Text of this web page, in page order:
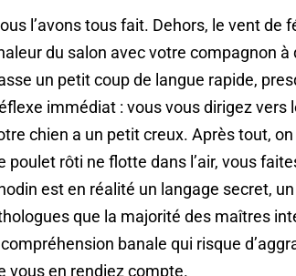
l’avons tous fait. Dehors, le vent de
du salon avec votre compagnon
un petit coup de langue rapide,
immédiat : vous vous dirigez
chien a un petit creux. Après tout,
poulet rôti ne flotte dans l’air, vous
est en réalité un langage secret,
que la majorité des maîtres
banale qui risque
vous en rendiez compte.